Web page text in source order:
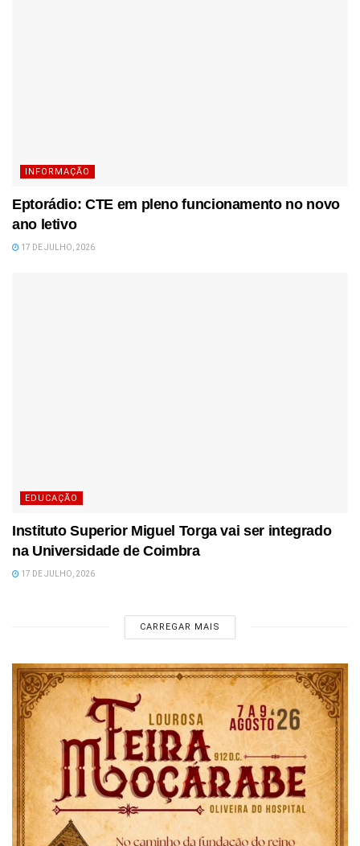
INFORMAÇÃO
Eptorádio: CTE em pleno funcionamento no novo
ano letivo
17 DE JULHO, 2026
EDUCAÇÃO
Instituto Superior Miguel Torga vai ser integrado
na Universidade de Coimbra
17 DE JULHO, 2026
CARREGAR MAIS